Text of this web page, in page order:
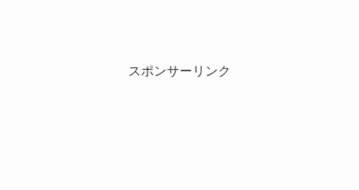
スポンサーリンク